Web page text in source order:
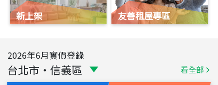
新上架 友善租屋專區
2026年6月實價登錄
台北市 ・ 信義區 看全部